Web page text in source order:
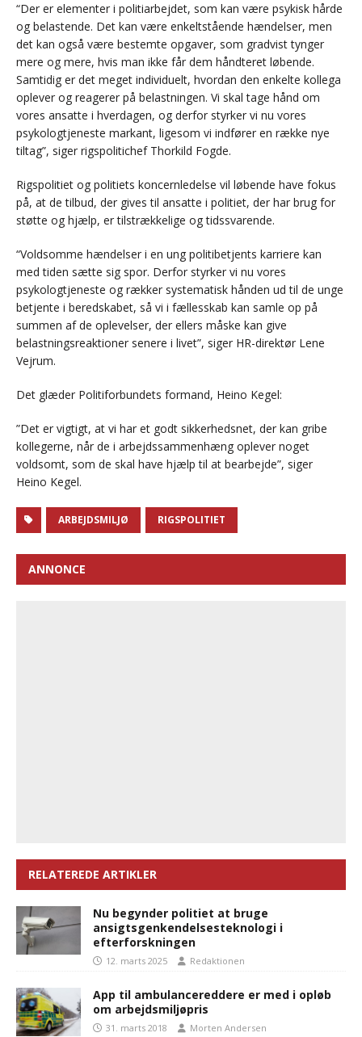
“Der er elementer i politiarbejdet, som kan være psykisk hårde
og belastende. Det kan være enkeltstående hændelser, men
det kan også være bestemte opgaver, som gradvist tynger
mere og mere, hvis man ikke får dem håndteret løbende.
Samtidig er det meget individuelt, hvordan den enkelte kollega
oplever og reagerer på belastningen. Vi skal tage hånd om
vores ansatte i hverdagen, og derfor styrker vi nu vores
psykologtjeneste markant, ligesom vi indfører en række nye
tiltag”, siger rigspolitichef Thorkild Fogde.
Rigspolitiet og politiets koncernledelse vil løbende have fokus
på, at de tilbud, der gives til ansatte i politiet, der har brug for
støtte og hjælp, er tilstrækkelige og tidssvarende.
“Voldsomme hændelser i en ung politibetjents karriere kan
med tiden sætte sig spor. Derfor styrker vi nu vores
psykologtjeneste og rækker systematisk hånden ud til de unge
betjente i beredskabet, så vi i fællesskab kan samle op på
summen af de oplevelser, der ellers måske kan give
belastningsreaktioner senere i livet”, siger HR-direktør Lene
Vejrum.
Det glæder Politiforbundets formand, Heino Kegel:
”Det er vigtigt, at vi har et godt sikkerhedsnet, der kan gribe
kollegerne, når de i arbejdssammenhæng oplever noget
voldsomt, som de skal have hjælp til at bearbejde”, siger
Heino Kegel.
ARBEJDSMILJØ RIGSPOLITIET
ANNONCE
RELATEREDE ARTIKLER
Nu begynder politiet at bruge
ansigtsgenkendelsesteknologi i
efterforskningen
12. marts 2025 Redaktionen
App til ambulancereddere er med i opløb
om arbejdsmiljøpris
31. marts 2018 Morten Andersen